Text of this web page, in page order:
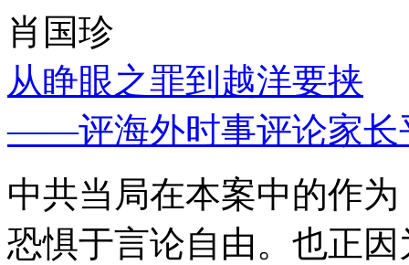
肖国珍
从睁眼之罪到越洋要挟
——评海外时事评论家长
中共当局在本案中的作
恐惧于言论自由。也正